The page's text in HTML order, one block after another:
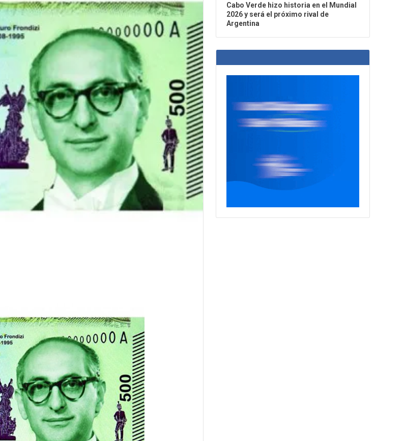
Cabo Verde hizo historia en el Mundial
2026 y será el próximo rival de
Argentina